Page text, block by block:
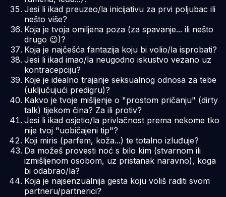
Jesi li ikad preuzeo/la inicijativu za prvi poljubac ili
nešto više?
Koja je tvoja omiljena poza (za spavanje... ili nešto
drugo 😉)?
Koja je najčešća fantazija koju bi volio/la isprobati?
Jesi li ikad imao/la neugodno iskustvo vezano uz
kontracepciju?
Koje je idealno trajanje seksualnog odnosa za tebe
(uključujući predigru)?
Kakvo je tvoje mišljenje o "prostom pričanju" (dirty
talk) tijekom čina? Za ili protiv?
Jesi li ikad osjetio/la privlačnost prema nekome tko
nije tvoj "uobičajeni tip"?
Koji miris (parfem, koža...) te totalno izluđuje?
Da možeš provesti noć s bilo kim (stvarnom ili
izmišljenom osobom, uz pristanak naravno), koga
bi odabrao/la?
Koja je najsenzualnija gesta koju voliš raditi svom
partneru/partnerici?